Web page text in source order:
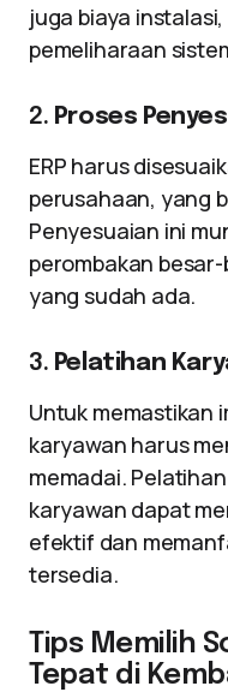
juga biaya
pemeliharaan
2. Proses
ERP harus
perusahaan, yang
Penyesuaian ini
perombakan
yang sudah ada.
3. Pelatihan
Untuk memastikan
karyawan harus
memadai.
karyawan dapat
efektif dan
tersedia.
Tips Memilih
Tepat di